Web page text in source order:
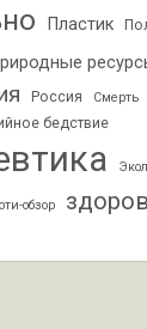
Пластик
Россия Смерть
бедствие
обзор